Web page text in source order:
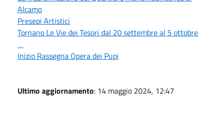
Alcamo
Presepi Artistici
Tornano Le Vie dei Tesori dal 20 settembre al 5 ottobre
Inizio Rassegna Opera dei Pupi
Ultimo aggiornamento: 14 maggio 2024, 12:47